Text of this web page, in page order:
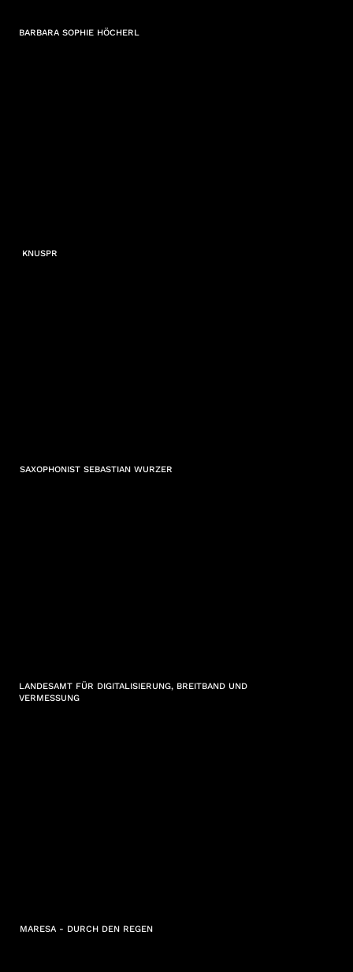
BARBARA SOPHIE HÖCHERL
KNUSPR
SAXOPHONIST SEBASTIAN WURZER
LANDESAMT FÜR DIGITALISIERUNG, BREITBAND UND
VERMESSUNG
MARESA - DURCH DEN REGEN